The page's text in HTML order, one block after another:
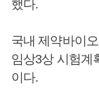
했다.
국내 제약바이
임상3상 시험계
이다.